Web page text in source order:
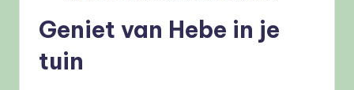
Geniet van Hebe in je
tuin